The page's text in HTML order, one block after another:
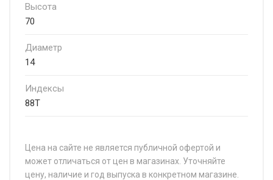
Высота
70
Диаметр
14
Индексы
88T
Цена на сайте не является публичной офертой и
может отличаться от цен в магазинах. Уточняйте
цену, наличие и год выпуска в конкретном магазине.